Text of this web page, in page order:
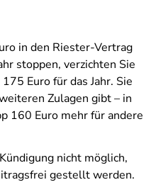
in den Riester-Vertrag
stoppen, verzichten Sie
Euro für das Jahr. Sie
Zulagen gibt – in
160 Euro mehr für andere
nicht möglich,
gestellt werden.